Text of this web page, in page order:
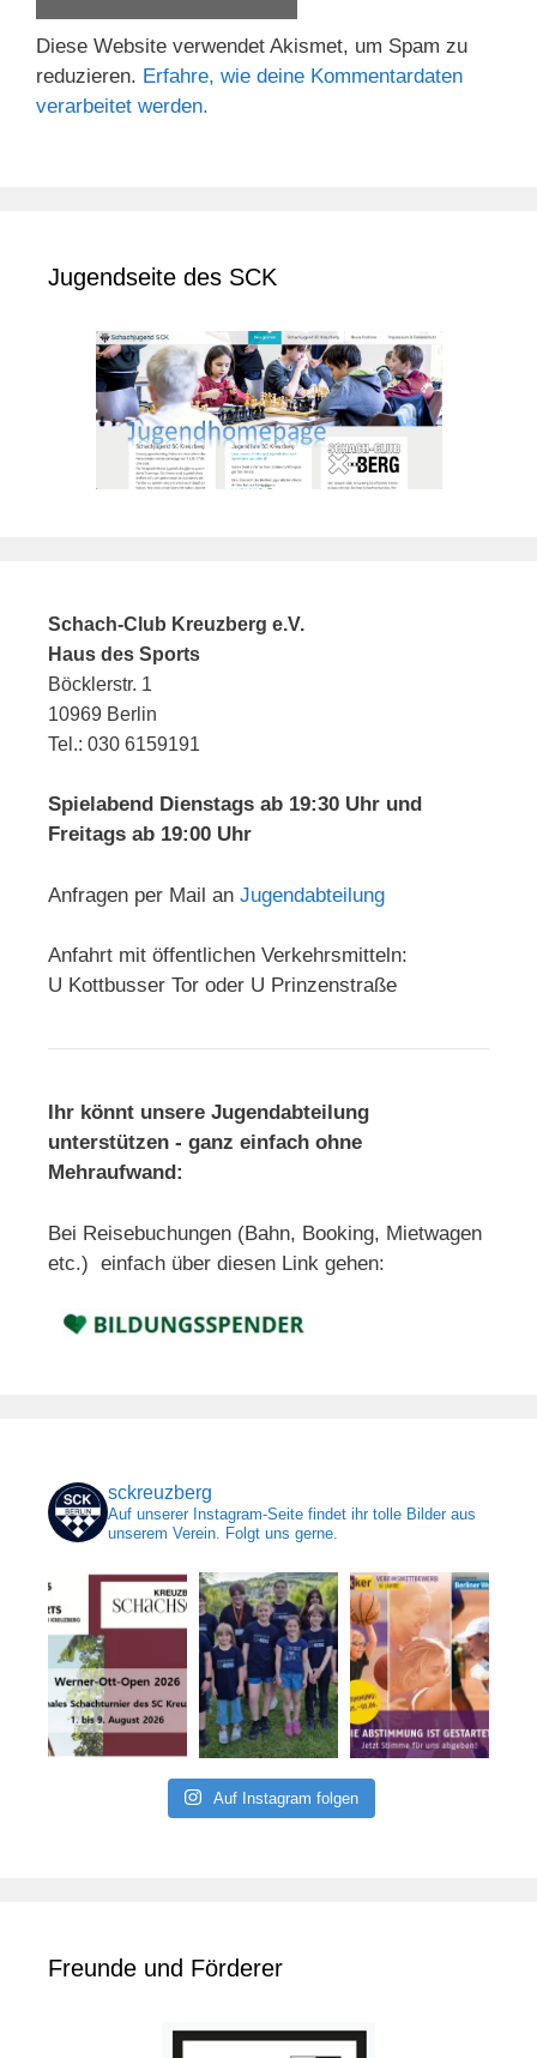
Diese Website verwendet Akismet, um Spam zu
reduzieren. Erfahre, wie deine Kommentardaten
verarbeitet werden.
Jugendseite des SCK
Schach-Club Kreuzberg e.V.
Haus des Sports
Böcklerstr. 1
10969 Berlin
Tel.: 030 6159191
Spielabend Dienstags ab 19:30 Uhr und
Freitags ab 19:00 Uhr
Anfragen per Mail an Jugendabteilung
Anfahrt mit öffentlichen Verkehrsmitteln:
U Kottbusser Tor oder U Prinzenstraße
Ihr könnt unsere Jugendabteilung
unterstützen - ganz einfach ohne
Mehraufwand:
Bei Reisebuchungen (Bahn, Booking, Mietwagen
etc.) einfach über diesen Link gehen:
sckreuzberg
Auf unserer Instagram-Seite findet ihr tolle Bilder aus
unserem Verein. Folgt uns gerne.
Auf Instagram folgen
Freunde und Förderer